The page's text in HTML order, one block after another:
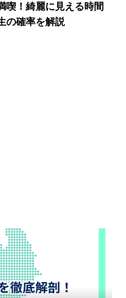
喫！綺麗に見える時間
の確率を解説